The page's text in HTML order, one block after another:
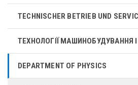
TECHNISCHER BETRIEB UND
ТЕХНОЛОГІЇ МАШИНОБУДУВАННЯ
DEPARTMENT OF PHYSICS